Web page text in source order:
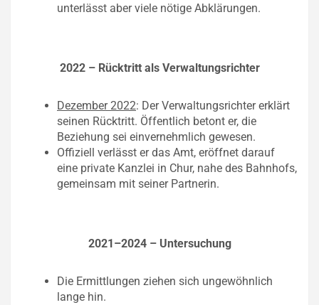
unterlässt aber viele nötige Abklärungen.
2022 – Rücktritt als Verwaltungsrichter
Dezember 2022: Der Verwaltungsrichter erklärt
seinen Rücktritt. Öffentlich betont er, die
Beziehung sei einvernehmlich gewesen.
Offiziell verlässt er das Amt, eröffnet darauf
eine private Kanzlei in Chur, nahe des Bahnhofs,
gemeinsam mit seiner Partnerin.
2021–2024 – Untersuchung
Die Ermittlungen ziehen sich ungewöhnlich
lange hin.